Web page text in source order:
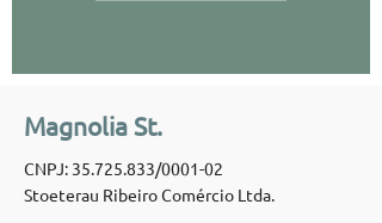
Magnolia St.
CNPJ: 35.725.833/0001-02
Stoeterau Ribeiro Comércio Ltda.